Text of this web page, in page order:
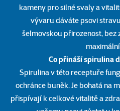
kameny pro silné svaly a
vývaru dáváte psovi
šelmovskou přirozenost, bez
Co přináší spirulina
Spirulina v této receptuře
ochránce buněk. Je bohatá na
přispívají k celkové vitalitě a